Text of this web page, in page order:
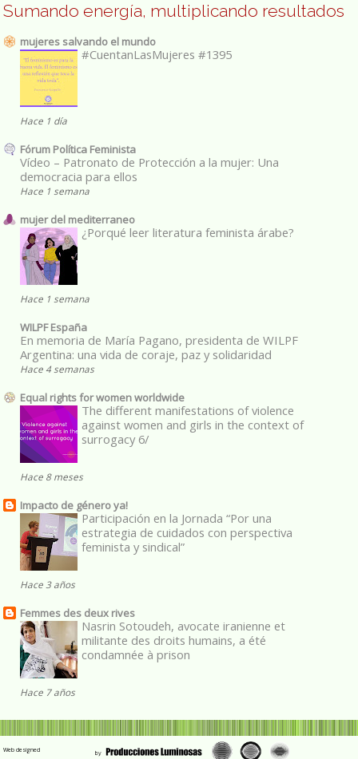
Sumando energía, multiplicando resultados
mujeres salvando el mundo
#CuentanLasMujeres #1395
Hace 1 día
Fórum Política Feminista
Vídeo – Patronato de Protección a la mujer: Una
democracia para ellos
Hace 1 semana
mujer del mediterraneo
¿Porqué leer literatura feminista árabe?
Hace 1 semana
WILPF España
En memoria de María Pagano, presidenta de WILPF
Argentina: una vida de coraje, paz y solidaridad
Hace 4 semanas
Equal rights for women worldwide
The different manifestations of violence
against women and girls in the context of
surrogacy 6/
Hace 8 meses
Impacto de género ya!
Participación en la Jornada “Por una
estrategia de cuidados con perspectiva
feminista y sindical”
Hace 3 años
Femmes des deux rives
Nasrin Sotoudeh, avocate iranienne et
militante des droits humains, a été
condamnée à prison
Hace 7 años
Web designed